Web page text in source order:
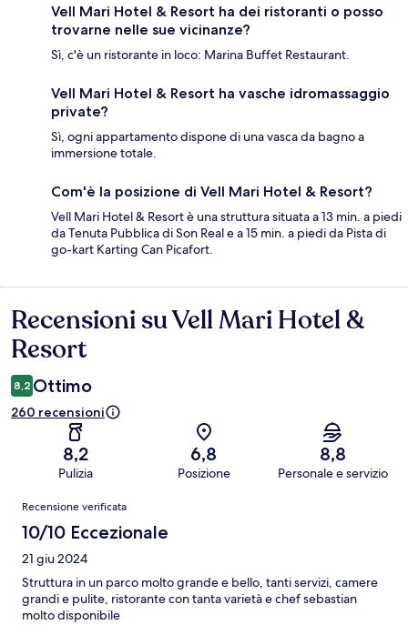
Vell Mari Hotel & Resort ha dei ristoranti o posso
trovarne nelle sue vicinanze?
Sì, c'è un ristorante in loco: Marina Buffet Restaurant.
Vell Mari Hotel & Resort ha vasche idromassaggio
private?
Sì, ogni appartamento dispone di una vasca da bagno a
immersione totale.
Com'è la posizione di Vell Mari Hotel & Resort?
Vell Mari Hotel & Resort è una struttura situata a 13 min. a piedi
da Tenuta Pubblica di Son Real e a 15 min. a piedi da Pista di
go-kart Karting Can Picafort.
Recensioni
Recensioni su Vell Mari Hotel &
Resort
8,2 Ottimo
260 recensioni
8,2
Pulizia
6,8
Posizione
8,8
Personale e servizio
Recensioni
Recensione verificata
10/10 Eccezionale
21 giu 2024
Struttura in un parco molto grande e bello, tanti servizi, camere
grandi e pulite, ristorante con tanta varietà e chef sebastian
molto disponibile